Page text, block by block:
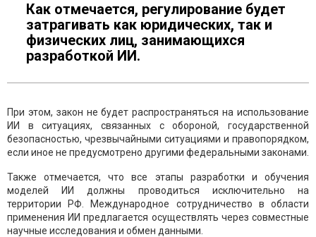
Как отмечается, регулирование будет
затрагивать как юридических, так и
физических лиц, занимающихся
разработкой ИИ.
При этом, закон не будет распространяться на использование
ИИ в ситуациях, связанных с обороной, государственной
безопасностью, чрезвычайными ситуациями и правопорядком,
если иное не предусмотрено другими федеральными законами.
Также отмечается, что все этапы разработки и обучения
моделей ИИ должны проводиться исключительно на
территории РФ. Международное сотрудничество в области
применения ИИ предлагается осуществлять через совместные
научные исследования и обмен данными.